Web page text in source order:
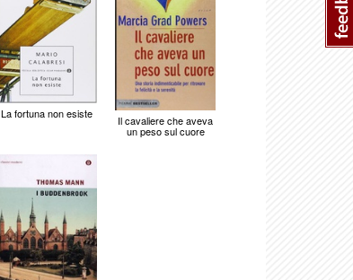
La fortuna non esiste Il cavaliere che aveva
un peso sul cuore